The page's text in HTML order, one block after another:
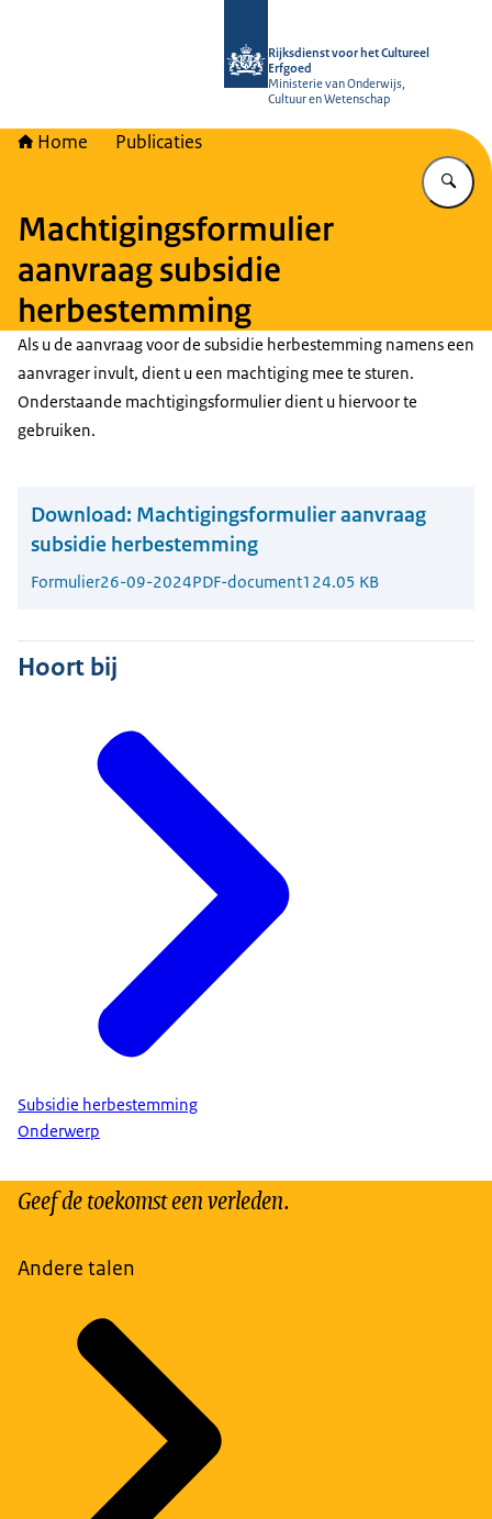
Rijksdienst voor het Cultureel
Erfgoed
Ministerie van Onderwijs,
Cultuur en Wetenschap
Home Publicaties
Machtigingsformulier
aanvraag subsidie
herbestemming
Als u de aanvraag voor de subsidie herbestemming namens een
aanvrager invult, dient u een machtiging mee te sturen.
Onderstaande machtigingsformulier dient u hiervoor te
gebruiken.
Download: Machtigingsformulier aanvraag
subsidie herbestemming
Formulier26-09-2024PDF-document124.05 KB
Hoort bij
Subsidie herbestemming
Onderwerp
Geef de toekomst een verleden.
Andere talen